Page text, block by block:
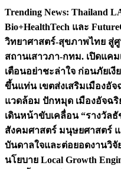
Skip
content
Trending News: Thailand
Bio+HealthTech และ
วิทยาศาสตร์-สุขภาพไทย สู่
สถานเสาวภา-กทม. เปิดแค
เตือนอย่าชะล่าใจ ก่อนภัยเงี
ขึ้นแท่น เขตส่งเสริมเมืองอั
แวดล้อม ปักหมุด เมืองอัจฉ
เดินหน้าขับเคลื่อน “รางวัล
สังคมศาสตร์ มนุษยศาสตร์
บันดาลใจและต่อยอดงานวิ
นโยบาย Local Growth